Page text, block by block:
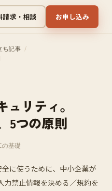
請求・相談 お申し込み
ち記事
リティ。
5つの原則
基礎
に使うために、中小企業が
力禁止情報を決める／規約を